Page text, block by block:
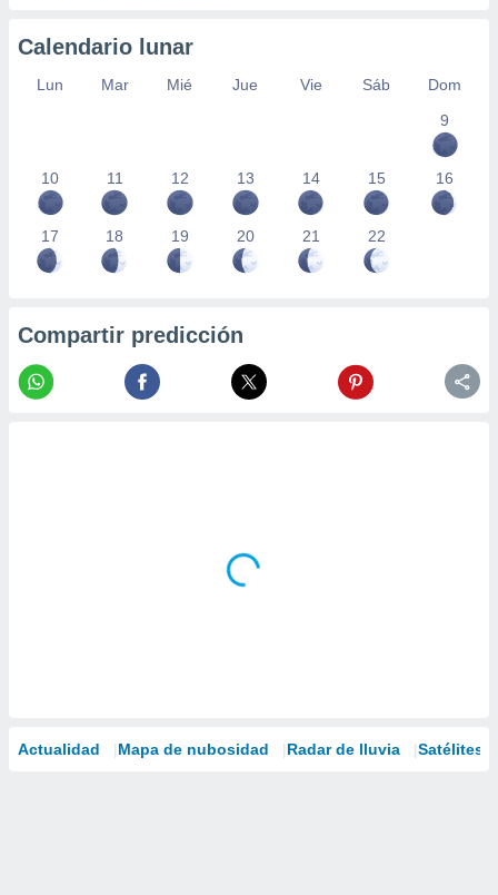
Calendario lunar
Lun Mar Mié Jue Vie Sáb
Dom
9
10 11 12 13 14 15 16
17 18 19 20 21 22
Compartir predicción
Actualidad Mapa de nubosidad Radar de lluvia Satélites